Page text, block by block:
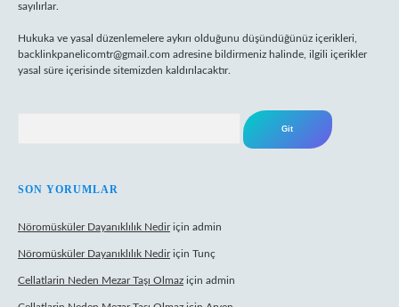
sayılırlar.
Hukuka ve yasal düzenlemelere aykırı olduğunu düşündüğünüz içerikleri,
backlinkpanelicomtr@gmail.com adresine bildirmeniz halinde, ilgili içerikler
yasal süre içerisinde sitemizden kaldırılacaktır.
SON YORUMLAR
Nöromüsküler Dayanıklılık Nediriçin admin
Nöromüsküler Dayanıklılık Nediriçin Tunç
Cellatlarin Neden Mezar Taşı Olmaz için admin